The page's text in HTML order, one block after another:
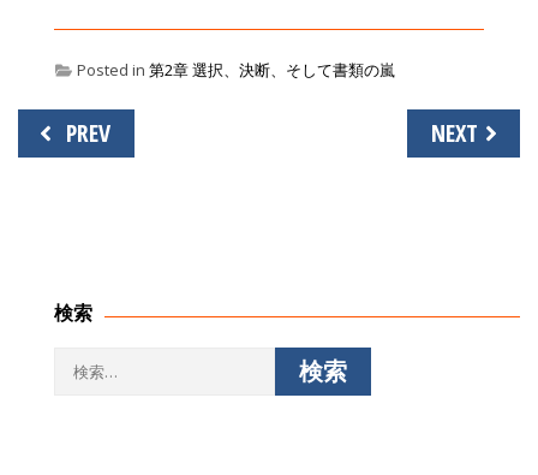
Posted in 第2章 選択、決断、そして書類の嵐
投
稿
PREV NEXT
検索